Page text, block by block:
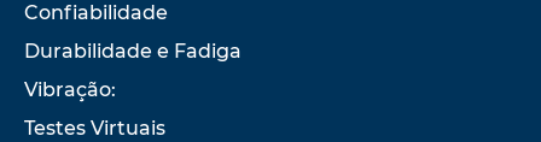
Confiabilidade
Durabilidade e Fadiga
Vibração:
Testes Virtuais